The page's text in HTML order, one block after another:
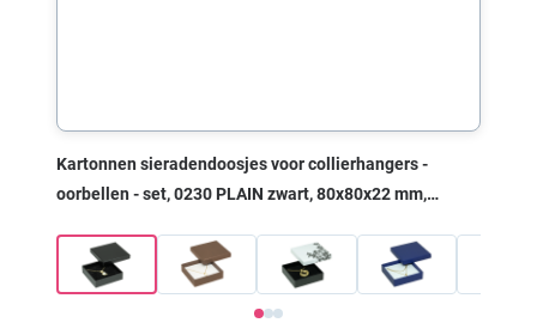
Kartonnen sieradendoosjes voor collierhangers -
oorbellen - set, 0230 PLAIN zwart, 80x80x22 mm,